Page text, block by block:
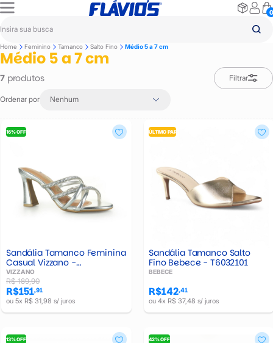
0
Home Feminino Tamanco Salto Fino Médio 5 a 7 cm
Médio 5 a 7 cm
7produtos Filtrar
Ordenar por Nenhum
16% OFF
Sandália Tamanco Feminina
Casual Vizzano -
651720429066
VIZZANO
R$ 189,90
R$151,91
ou 5x R$ 31,98 s/ juros
ÚLTIMO PAR
Sandália Tamanco Salto
Fino Bebece - T6032101
BEBECE
R$142,41
ou 4x R$ 37,48 s/ juros
13% OFF
42% OFF